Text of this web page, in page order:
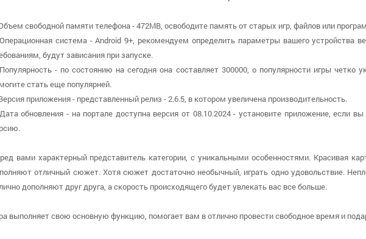
свободной памяти телефона - 472MB, освободите память от старых игр, файлов или
система - Android 9+, рекомендуем определить параметры вашего устройства
будут зависания при запуске.
- по состоянию на сегодня она составляет 300000, о популярности игры четко
стать еще популярней.
приложения - представленный релиз - 2.6.5, в котором увеличена производительность.
обновления - на портале доступна версия от 08.10.2024 - установите приложение, если
вами характерный представитель категории, с уникальными особенностями. Красивая
отличный сюжет. Хотя сюжет достаточно необычный, играть одно удовольствие.
дополняют друг друга, а скорость происходящего будет увлекать вас все больше.
выполняет свою основную функцию, помогает вам в отлично провести свободное время и